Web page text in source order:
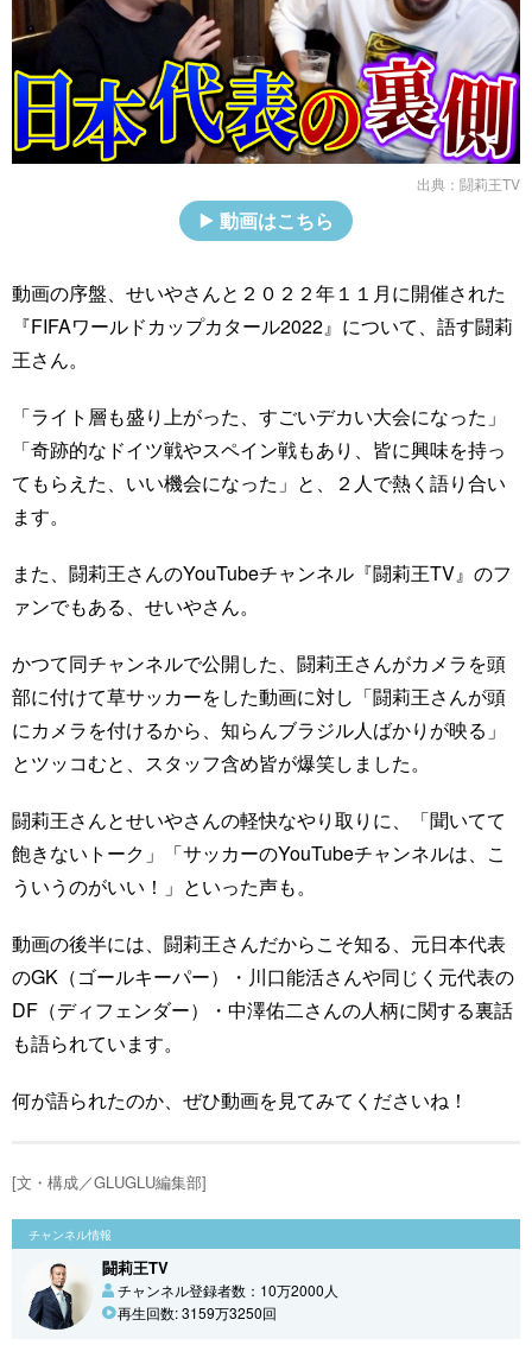
出典： 闘莉王TV
動画はこちら
動画の序盤、せいやさんと２０２２年１１月に開催された
『FIFAワールドカップカタール2022』について、語す闘莉
王さん。
「ライト層も盛り上がった、すごいデカい大会になった」
「奇跡的なドイツ戦やスペイン戦もあり、皆に興味を持っ
てもらえた、いい機会になった」と、２人で熱く語り合い
ます。
また、闘莉王さんのYouTubeチャンネル『闘莉王TV』のフ
ァンでもある、せいやさん。
かつて同チャンネルで公開した、闘莉王さんがカメラを頭
部に付けて草サッカーをした動画に対し「闘莉王さんが頭
にカメラを付けるから、知らんブラジル人ばかりが映る」
とツッコむと、スタッフ含め皆が爆笑しました。
闘莉王さんとせいやさんの軽快なやり取りに、「聞いてて
飽きないトーク」「サッカーのYouTubeチャンネルは、こ
ういうのがいい！」といった声も。
動画の後半には、闘莉王さんだからこそ知る、元日本代表
のGK（ゴールキーパー）・川口能活さんや同じく元代表の
DF（ディフェンダー）・中澤佑二さんの人柄に関する裏話
も語られています。
何が語られたのか、ぜひ動画を見てみてくださいね！
[文・構成／GLUGLU編集部]
チャンネル情報
闘莉王TV
チャンネル登録者数：10万2000人
再生回数: 3159万3250回